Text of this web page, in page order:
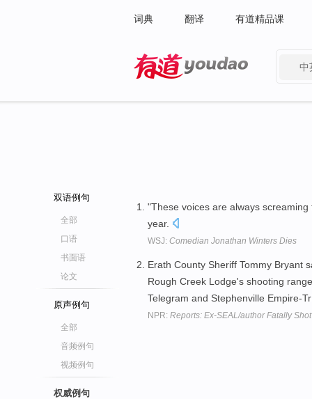
词典 翻译 有道精品课
中
双语例句
全部
口语
书面语
论文
原声例句
全部
音频例句
视频例句
权威例句
"These voices are always
year.
WSJ: Comedian Jonathan Winters Dies
Erath County Sheriff Tommy Bryant
Rough Creek Lodge's shooting
Telegram and Stephenville Empire-
NPR: Reports: Ex-SEAL/author Fatally